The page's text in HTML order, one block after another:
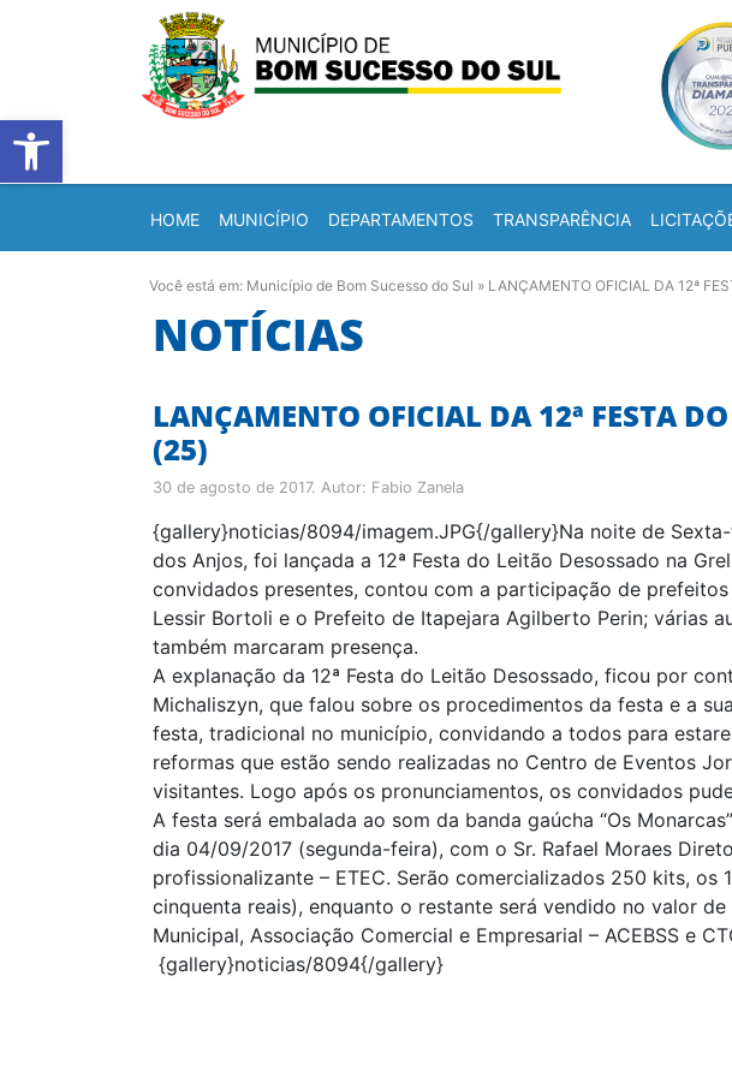
Barra de Ferramentas Aberta
HOME MUNICÍPIO DEPARTAMENTOS TRANSPARÊNCIA
Você está em: Município de Bom Sucesso do Sul » LANÇAMENTO OFICIAL DA 12ª
NOTÍCIAS
LANÇAMENTO OFICIAL DA 12ª FESTA
(25)
30 de agosto de 2017. Autor: Fabio Zanela
{gallery}noticias/8094/imagem.JPG{/gallery}Na noite de
dos Anjos, foi lançada a 12ª Festa do Leitão Desossado na
convidados presentes, contou com a participação de
Lessir Bortoli e o Prefeito de Itapejara Agilberto Perin; várias
também marcaram presença.
A explanação da 12ª Festa do Leitão Desossado, ficou por
Michaliszyn, que falou sobre os procedimentos da festa e a
festa, tradicional no município, convidando a todos para
reformas que estão sendo realizadas no Centro de Eventos
visitantes. Logo após os pronunciamentos, os convidados
A festa será embalada ao som da banda gaúcha “Os
dia 04/09/2017 (segunda-feira), com o Sr. Rafael Moraes
profissionalizante – ETEC. Serão comercializados 250 kits,
cinquenta reais), enquanto o restante será vendido no valor
Municipal, Associação Comercial e Empresarial – ACEBSS e
{gallery}noticias/8094{/gallery}